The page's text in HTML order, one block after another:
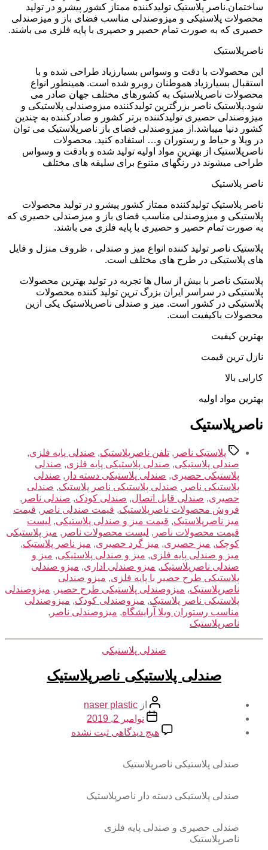
ساختمان.ناصر پلاستیک تولیدکننده ممتاز کشور پیشرو در تولید
محصولات پلاستیکی و میزوصندلی مناسب فضای باز و میزصندلی
حصیری که به صورت تمام حصیر و حصیری با پایه فلزی می باشند.
ناصرپلاستیک
این محصولات با دقت و وسواس بسیارزیاد طراحی شده و با
استقبال بسیارزیاد هموطنان روبرو شده است. همینطور انواع
محصولات ناصرپلاستیک به کشورهای مختلف جهان صادر می
شود.پلاستیک ناصر بزرگترین تولیدکننده میزوصندلی پلاستیکی و
میزوصندلی حصیری تولیدکننده برتر کشور و صادرکننده به چندین
کشور دنیا میباشد.از میزوصندلی فضای باز ناصرپلاستیک می توان
در ویلا و حیاط و رستوران و… استفاده کنید. محصولات
ناصرپلاستیک از بهترین مواد اولیه تولید شده و بادقت و وسواس
طراحی میشوند در رنگهای متنوع برای سلیقه های مختلف
ناصر پلاستیک
ناصر پلاستیک تولیدکننده ممتاز کشور پیشرو در تولید محصولات
پلاستیکی و میزوصندلی مناسب فضای باز و میزصندلی حصیری که
به صورت تمام حصیر و حصیری با پایه فلزی می باشند.
پلاستیک ناصر تولید کننده انواع میز و صندلی ، ظروف منزل و فایل
های پلاستیکی در طرح های مختلف است.
پلاستیک ناصر با بیش از سال ها تجربه در تولید بهترین محصولات
پلاستیکی در سراسر ایران بزرگ ترین تولید کننده محصولات
پلاستیکی در کشور است. میز و صندلی ناصرپلاستیک یکی ازین
محصولات باکیفیت است.
بهترین کیفیت
نازل ترین قیمت
کارایی بالا
بهترین مواد اولیه
ناصرپلاستیک
برچسب‌ها
پلاستیک ناصر , تلفن ناصرپلاستیک, صندلی پایه فلزی,
صندلی پلاستیکی, صندلی پلاستیکی پایه فلزی, صندلی
پلاستیکی حصیری, صندلی پلاستیکی دسته دار , صندلی
پلاستیکی ناصر , صندلی پلاستیکی ناصر پلاستیک, صندلی
حصیری, صندلی قابل اتصال, صندلی کودک, صندلی ناصر ,
فروش محصولات ناصرپلاستیک, قیمت صندلی ناصر , قیمت
میز ناصرپلاستیک, قیمت میز و صندلی پلاستیکی, لیست
قیمت محصولات ناصر , لیست محصولات ناصر , میز پلاستیکی
کوچک, میز حصیری, میز گرد حصیری, میز ناصر پلاستیک,
میز و صندلی پایه فلزی, میز و صندلی پلاستیکی, میز و
صندلی ناصرپلاستیک, میزو صندلی اداری, میزو صندلی
پلاستیکی طرح حصیر با پایه فلزی, میزو صندلی
ناصرپلاستیک, میزوصندلی پلاستیکی طرح حصیر , میزوصندلی
پلاستیکی ناصر پلاستیک, میزوصندلی کودک, میزوصندلی
مناسب رستوران ویلا آرایشگاه, میزوصندلی ناصر ,
ناصرپلاستیک
دسته‌ها
صندلی پلاستیکی
صندلی پلاستیکی ناصرپلاستیک
نویسنده
نوشته
از naser plastic
تاریخ
نوشته
نوامبر 2, 2019
هیچ دیدگاهی برای
ثبت نشده
صندلی پلاستیکی ناصرپلاستیک
صندلی پلاستیکی دسته دار ناصرپلاستیک
صندلی حصیری و صندلی پایه فلزی
ناصرپلاستیک